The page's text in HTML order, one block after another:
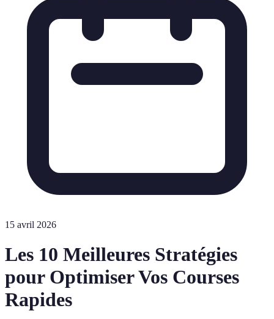
15 avril 2026
Les 10 Meilleures Stratégies
pour Optimiser Vos Courses
Rapides